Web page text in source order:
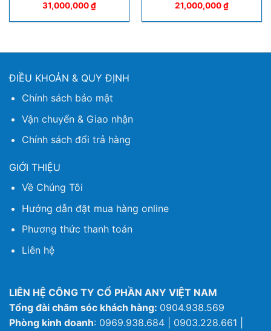
31,000,000₫
21,000,000₫
ĐIỀU KHOẢN & QUY ĐỊNH
Chính sách bảo mật
Vận chuyển & Giao nhận
Chính sách đổi trả hàng
GIỚI THIỆU
Về Chúng Tôi
Hướng dẫn đặt mua hàng online
Phương thức thanh toán
Liên hệ
LIÊN HỆ CÔNG TY CỔ PHẦN ANY VIỆT NAM
Tổng đài chăm sóc khách hàng: 0904.938.569
Phòng kinh doanh: 0969.938.684 | 0903.228.661 |